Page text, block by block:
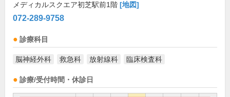
メディカルスクエア初芝駅前1階 [地図]
072-289-9758
診療科目
脳神経外科 救急科 放射線科 臨床検査科
診療/受付時間・休診日